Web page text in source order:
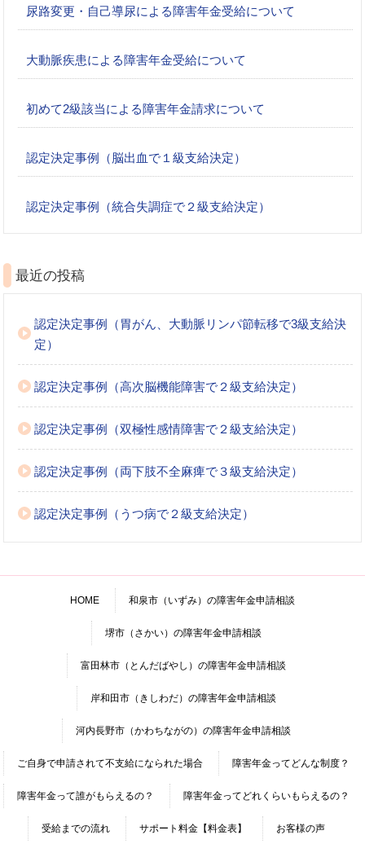
尿路変更・自己導尿による障害年金受給について
大動脈疾患による障害年金受給について
初めて2級該当による障害年金請求について
認定決定事例（脳出血で１級支給決定）
認定決定事例（統合失調症で２級支給決定）
最近の投稿
認定決定事例（胃がん、大動脈リンパ節転移で3級支給決
定）
認定決定事例（高次脳機能障害で２級支給決定）
認定決定事例（双極性感情障害で２級支給決定）
認定決定事例（両下肢不全麻痺で３級支給決定）
認定決定事例（うつ病で２級支給決定）
HOME 和泉市（いずみ）の障害年金申請相談
堺市（さかい）の障害年金申請相談
富田林市（とんだばやし）の障害年金申請相談
岸和田市（きしわだ）の障害年金申請相談
河内長野市（かわちながの）の障害年金申請相談
ご自身で申請されて不支給になられた場合 障害年金ってどんな制度？
障害年金って誰がもらえるの？ 障害年金ってどれくらいもらえるの？
受給までの流れ サポート料金【料金表】 お客様の声